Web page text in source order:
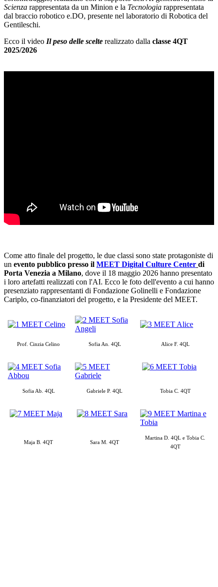
Scienza rappresentata da un Minion e la Tecnologia rappresentata
dal braccio robotico e.DO, presente nel laboratorio di Robotica del
Gentileschi.
Ecco il video Il peso delle scelte realizzato dalla classe 4QT
2025/2026
Come atto finale del progetto, le due classi sono state protagoniste di
un evento pubblico presso il MEET Digital Culture Center di
Porta Venezia a Milano, dove il 18 maggio 2026 hanno presentato
i loro artefatti realizzati con l'AI. Ecco le foto dell'evento a cui hanno
presenziato rappresentanti di Fondazione Golinelli e Fondazione
Cariplo, co-finanziatori del progetto, e la Presidente del MEET.
Prof. Cinzia Celino Sofia An. 4QL Alice F. 4QL
Sofia Ab. 4QL Gabriele P. 4QL Tobia C. 4QT
Maja B. 4QT Sara M. 4QT
Martina D. 4QL e Tobia C.
4QT